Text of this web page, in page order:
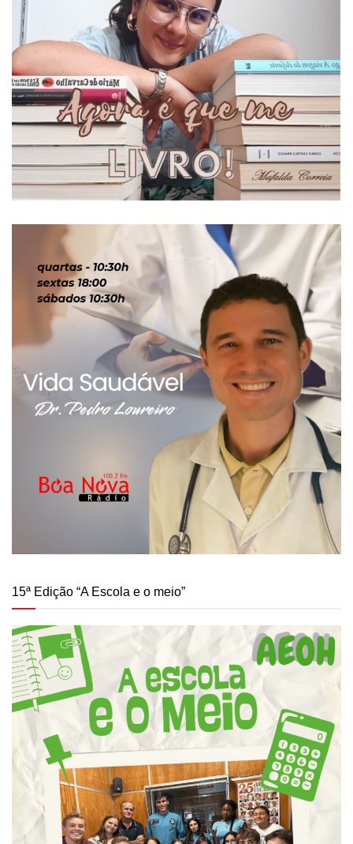
15ª Edição “A Escola e o meio”